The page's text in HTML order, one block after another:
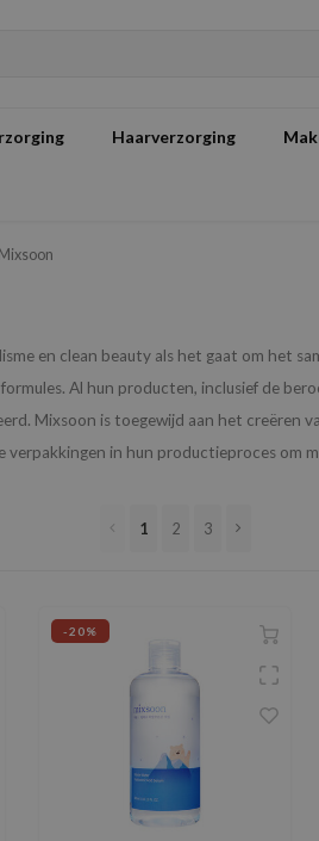
Haarverzorging
Mixsoon
en clean beauty als het gaat om het
Al hun producten, inclusief de
Mixsoon is toegewijd aan het creëren
verpakkingen in hun productieproces om
1 2 3
-20%